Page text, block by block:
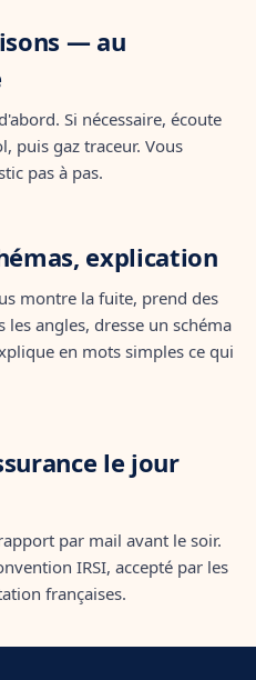
— au
Si nécessaire, écoute
puis gaz traceur. Vous
pas à pas.
explication
montre la fuite, prend des
les angles, dresse un schéma
en mots simples ce qui
le jour
par mail avant le soir.
IRSI, accepté par les
françaises.